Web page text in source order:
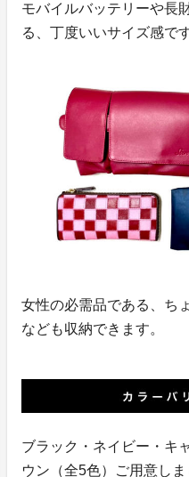
モバイルバッテリーや長
る、丁度いいサイズ感です
女性の必需品である、ち
なども収納できます。
ブラック・ネイビー・キ
ウン（全5色）ご用意し